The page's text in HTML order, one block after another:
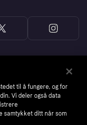
til å fungere, og for
Vi deler også data
samtykket ditt når som